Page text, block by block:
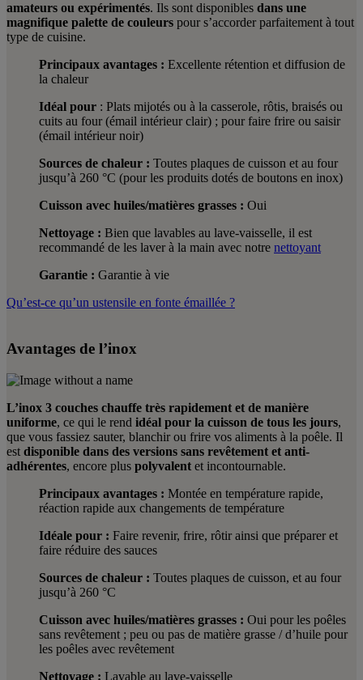
amateurs ou expérimentés. Ils sont disponibles dans une
magnifique palette de couleurs pour s’accorder parfaitement à tout
type de cuisine.
Principaux avantages : Excellente rétention et diffusion de
la chaleur
Idéal pour : Plats mijotés ou à la casserole, rôtis, braisés ou
cuits au four (émail intérieur clair) ; pour faire frire ou saisir
(émail intérieur noir)
Sources de chaleur : Toutes plaques de cuisson et au four
jusqu’à 260 °C (pour les produits dotés de boutons en inox)
Cuisson avec huiles/matières grasses : Oui
Nettoyage : Bien que lavables au lave-vaisselle, il est
recommandé de les laver à la main avec notre nettoyant
Garantie : Garantie à vie
Qu’est-ce qu’un ustensile en fonte émaillée ?
Avantages de l’inox
L’inox 3 couches chauffe très rapidement et de manière
uniforme, ce qui le rend idéal pour la cuisson de tous les jours,
que vous fassiez sauter, blanchir ou frire vos aliments à la poêle. Il
est disponible dans des versions sans revêtement et anti-
adhérentes, encore plus polyvalent et incontournable.
Principaux avantages : Montée en température rapide,
réaction rapide aux changements de température
Idéale pour : Faire revenir, frire, rôtir ainsi que préparer et
faire réduire des sauces
Sources de chaleur : Toutes plaques de cuisson, et au four
jusqu’à 260 °C
Cuisson avec huiles/matières grasses : Oui pour les poêles
sans revêtement ; peu ou pas de matière grasse / d’huile pour
les poêles avec revêtement
Nettoyage : Lavable au lave-vaisselle